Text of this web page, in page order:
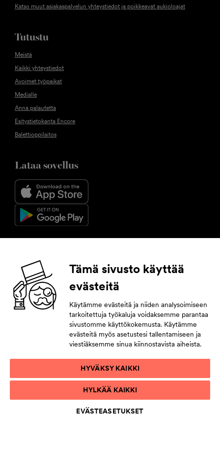
Katso muut asiakaspalvelun yhteystiedot ja poikkeavat aukioloajat
Tutustu
Meistä
Kaikki yhteystiedot
Avoimet työpaikat
Medialle
Anna palautetta
Esitystietokanta Encore
Balettioppilaitos
Lataa sovellus
Facebook Instagram YouTube LinkedIn
Tilaa uutiskirje
Jättämällä yhteystietosi pysyt tahdissa tulevasta.
TIETOSUOJAKÄYTÄNTÖ
Tämä sivusto käyttää
evästeitä
Käytämme evästeitä ja niiden analysoimiseen
tarkoitettuja työkaluja voidaksemme parantaa
sivustomme käyttökokemusta. Käytämme
evästeitä myös asetustesi tallentamiseen ja
viestiäksemme sinua kiinnostavista aiheista.
HYVÄKSY KAIKKI
HYLKÄÄ KAIKKI
EVÄSTEASETUKSET